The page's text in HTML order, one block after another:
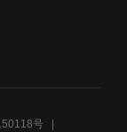
年5月
号